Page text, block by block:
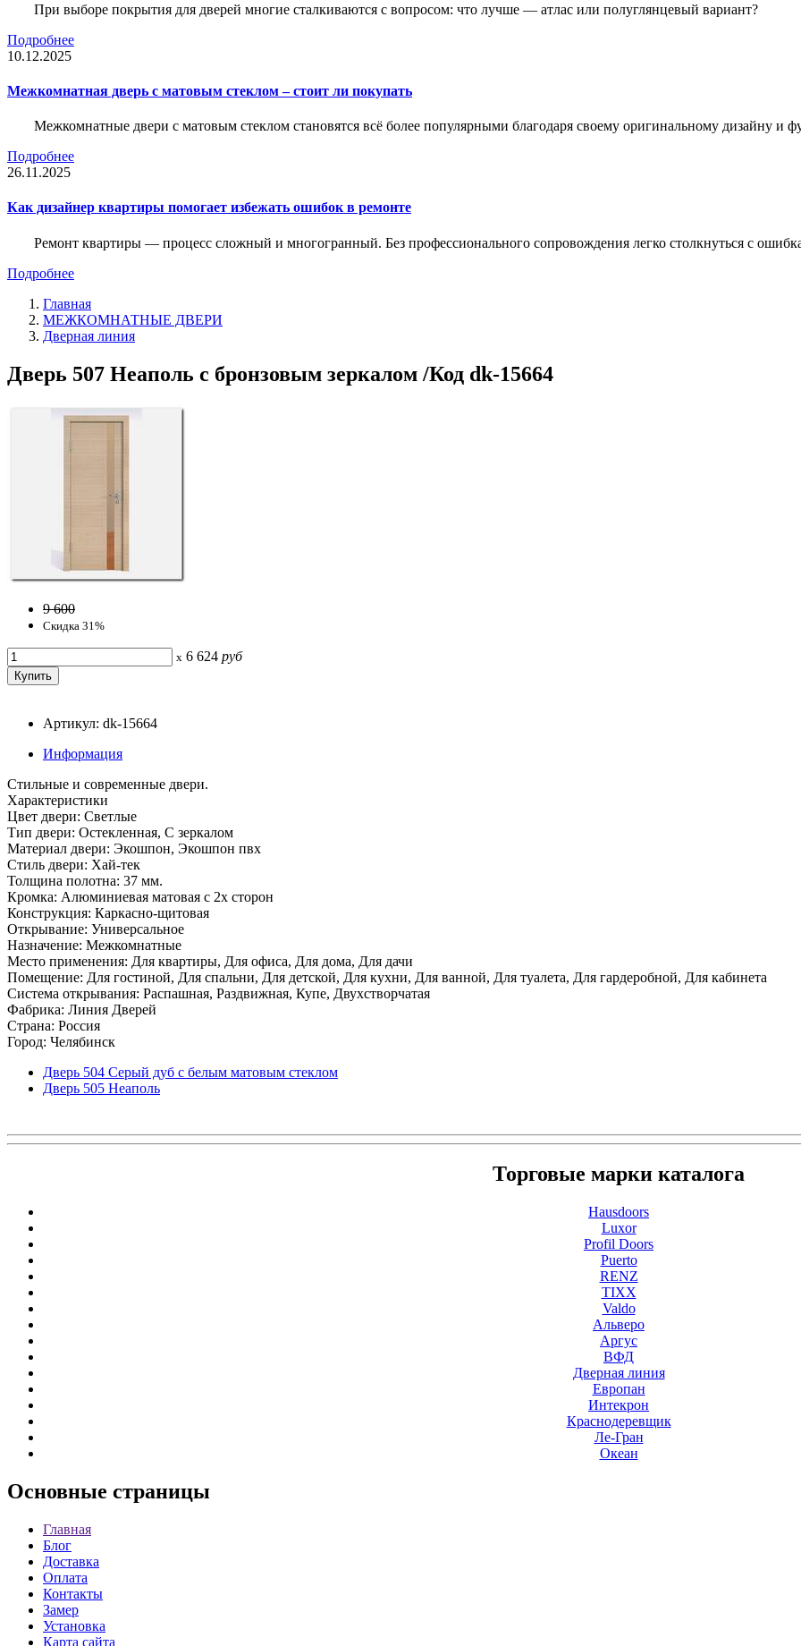
При выборе покрытия для дверей многие сталкиваются с вопросом: что лучше — атлас или полуглянцевый вариант?
Подробнее
10.12.2025
Межкомнатная дверь с матовым стеклом – стоит ли покупать
Межкомнатные двери с матовым стеклом становятся всё более популярными благодаря своему оригинальному дизайну и
Подробнее
26.11.2025
Как дизайнер квартиры помогает избежать ошибок в ремонте
Ремонт квартиры — процесс сложный и многогранный. Без профессионального сопровождения легко столкнуться с
Подробнее
Главная
МЕЖКОМНАТНЫЕ ДВЕРИ
Дверная линия
Дверь 507 Неаполь с бронзовым зеркалом /Код dk-15664
9 600
Скидка 31%
x 6 624 руб
Артикул: dk-15664
Информация
Стильные и современные двери.
Характеристики
Цвет двери: Светлые
Тип двери: Остекленная, С зеркалом
Материал двери: Экошпон, Экошпон пвх
Стиль двери: Хай-тек
Толщина полотна: 37 мм.
Кромка: Алюминиевая матовая с 2х сторон
Конструкция: Каркасно-щитовая
Открывание: Универсальное
Назначение: Межкомнатные
Место применения: Для квартиры, Для офиса, Для дома, Для дачи
Помещение: Для гостиной, Для спальни, Для детской, Для кухни, Для ванной, Для туалета, Для гардеробной, Для кабинета
Система открывания: Распашная, Раздвижная, Купе, Двухстворчатая
Фабрика: Линия Дверей
Страна: Россия
Город: Челябинск
Дверь 504 Серый дуб с белым матовым стеклом
Дверь 505 Неаполь
Торговые марки каталога
Hausdoors
Luxor
Profil Doors
Puerto
RENZ
TIXX
Valdo
Альверо
Аргус
ВФД
Дверная линия
Европан
Интекрон
Краснодеревщик
Ле-Гран
Океан
Основные страницы
Главная
Блог
Доставка
Оплата
Контакты
Замер
Установка
Карта сайта